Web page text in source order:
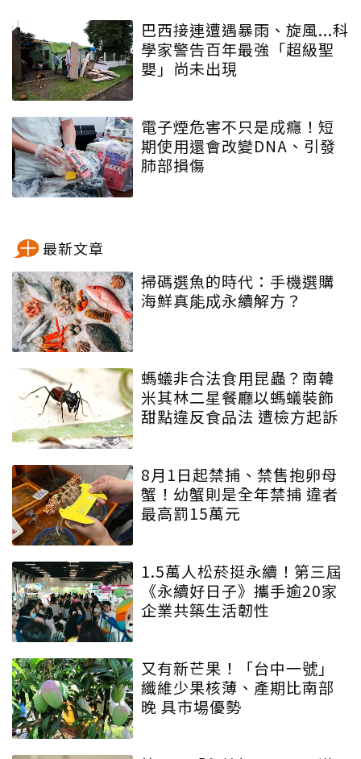
巴西接連遭遇暴雨、旋風...科
學家警告百年最強「超級聖
嬰」尚未出現
電子煙危害不只是成癮！短
期使用還會改變DNA、引發
肺部損傷
最新文章
掃碼選魚的時代：手機選購
海鮮真能成永續解方？
螞蟻非合法食用昆蟲？南韓
米其林二星餐廳以螞蟻裝飾
甜點違反食品法 遭檢方起訴
8月1日起禁捕、禁售抱卵母
蟹！幼蟹則是全年禁捕 違者
最高罰15萬元
1.5萬人松菸挺永續！第三屆
《永續好日子》攜手逾20家
企業共築生活韌性
又有新芒果！「台中一號」
纖維少果核薄、產期比南部
晚 具市場優勢